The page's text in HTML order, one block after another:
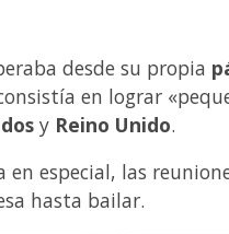
desde su propia
en lograr
y Reino Unido.
especial, las
hasta bailar.